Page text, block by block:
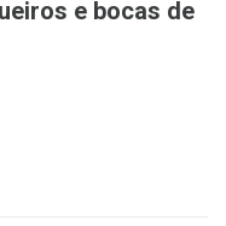
e bocas de